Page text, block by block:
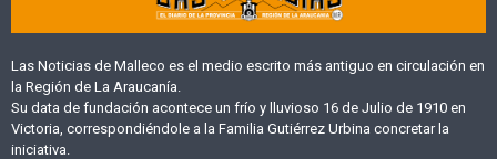
Las Noticias de Malleco es el medio escrito más antiguo en circulación en
la Región de La Araucanía.
Su data de fundación acontece un frío y lluvioso 16 de Julio de 1910 en
Victoria, correspondiéndole a la Familia Gutiérrez Urbina concretar la
iniciativa.